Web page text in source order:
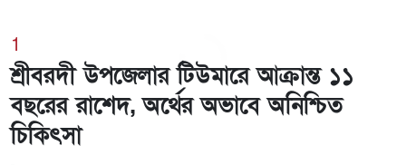
1
শ্রীবরদী উপজেলার টিউমারে আক্রান্ত ১১
বছরের রাশেদ, অর্থের অভাবে অনিশ্চিত
চিকিৎসা